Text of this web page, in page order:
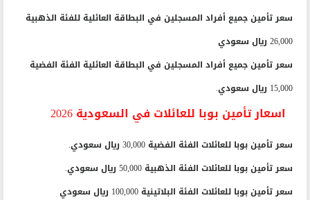
سعر تأمين جميع أفراد المسجلين في البطاقة العائلية للفئة الذهبية
26,000 ريال سعودي
سعر تأمين جميع أفراد المسجلين في البطاقة العائلية الفئة الفضية
15,000 ريال سعودي.
اسعار تأمين بوبا للعائلات في السعودية 2026
سعر تأمين بوبا للعائلات الفئة الفضية 30,000 ريال سعودي.
سعر تأمين بوبا للعائلات الفئة الذهبية 50,000 ريال سعودي.
سعر تأمين بوبا للعائلات الفئة البلاتينية 100,000 ريال سعودي